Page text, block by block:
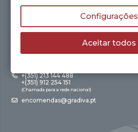
+(351) 213 144 488
+(351) 912 254 151
(Chamada para a rede nacional)
encomendas@gradiva.pt
Configurações
Aceitar todos